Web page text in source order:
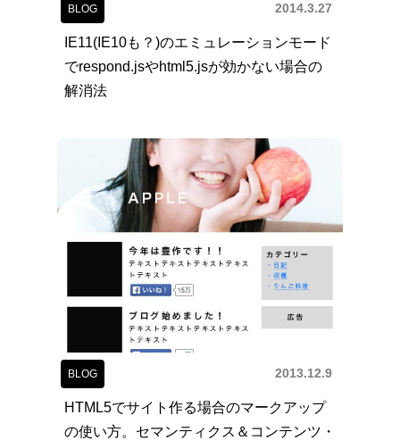
BLOG 2014.3.27
IE11(IE10も？)のエミュレーションモード
でrespond.jsやhtml5.jsが効かない場合の
解消法
BLOG 2013.12.9
HTML5でサイト作る場合のマークアップ
の使い方。セマンティクス＆コンテンツ・